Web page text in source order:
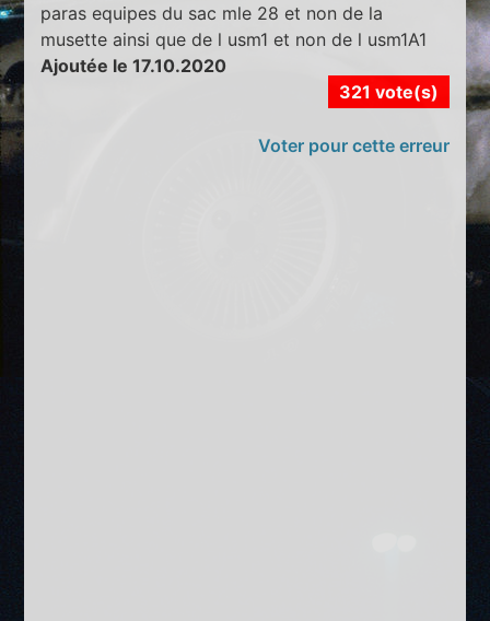
paras equipes du sac mle 28 et non de la
musette ainsi que de l usm1 et non de l usm1A1
Ajoutée le 17.10.2020
321 vote(s)
Voter pour cette erreur